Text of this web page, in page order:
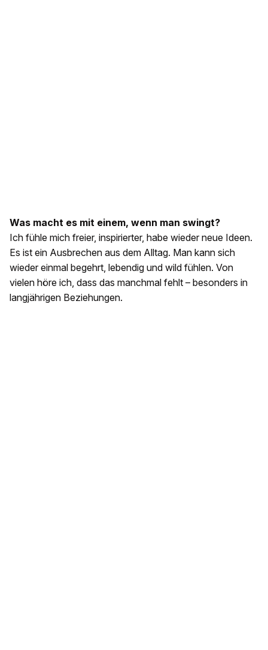
Was macht es mit einem, wenn man swingt?
Ich fühle mich freier, inspirierter, habe wieder neue Ideen.
Es ist ein Ausbrechen aus dem Alltag. Man kann sich
wieder einmal begehrt, lebendig und wild fühlen. Von
vielen höre ich, dass das manchmal fehlt – besonders in
langjährigen Beziehungen.